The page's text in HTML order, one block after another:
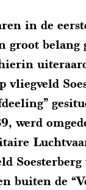
in de
groot belang
vliegveld
werd
Soesterberg
buiten de